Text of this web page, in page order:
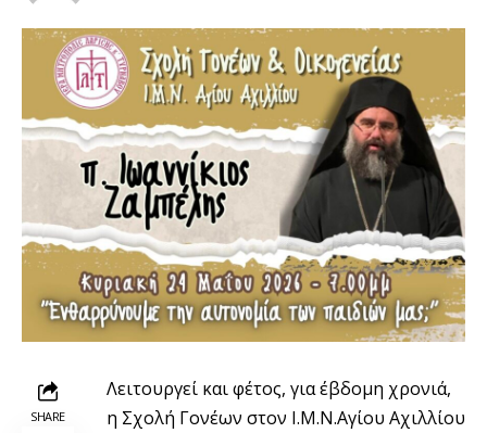
SHARE
Λειτουργεί και φέτος, για έβδομη χρονιά,
η Σχολή Γονέων στον Ι.Μ.Ν.Αγίου Αχιλλίου